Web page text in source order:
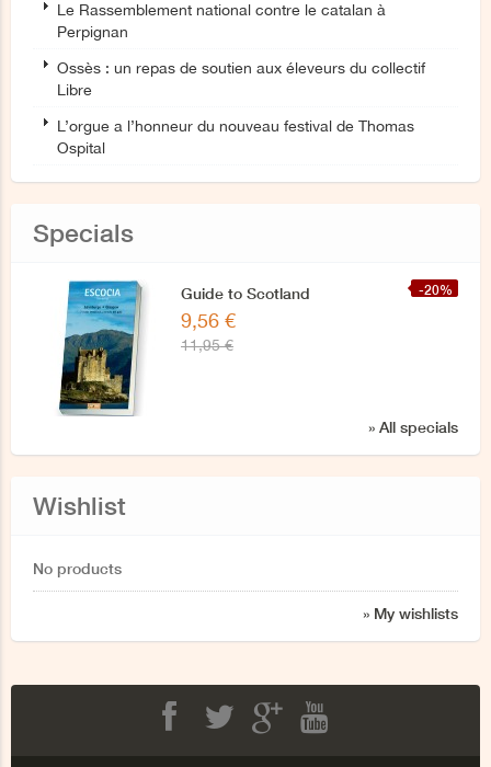
Le Rassemblement national contre le catalan à
Perpignan
Ossès : un repas de soutien aux éleveurs du collectif
Libre
L’orgue a l’honneur du nouveau festival de Thomas
Ospital
Specials
-20%
Guide to Scotland
9,56 €
11,95 €
» All specials
Wishlist
No products
» My wishlists